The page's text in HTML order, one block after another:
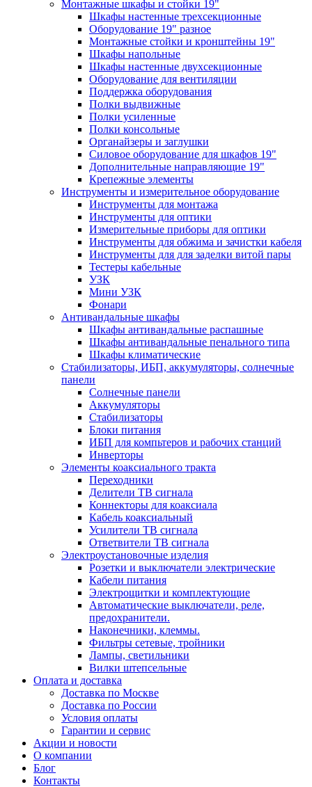
Монтажные шкафы и стойки 19"
Шкафы настенные трехсекционные
Оборудование 19" разное
Монтажные стойки и кронштейны 19"
Шкафы напольные
Шкафы настенные двухсекционные
Оборудование для вентиляции
Поддержка оборудования
Полки выдвижные
Полки усиленные
Полки консольные
Органайзеры и заглушки
Силовое оборудование для шкафов 19"
Дополнительные направляющие 19"
Крепежные элементы
Инструменты и измерительное оборудование
Инструменты для монтажа
Инструменты для оптики
Измерительные приборы для оптики
Инструменты для обжима и зачистки кабеля
Инструменты для для заделки витой пары
Тестеры кабельные
УЗК
Мини УЗК
Фонари
Антивандальные шкафы
Шкафы антивандальные распашные
Шкафы антивандальные пенального типа
Шкафы климатические
Стабилизаторы, ИБП, аккумуляторы, солнечные
панели
Солнечные панели
Аккумуляторы
Стабилизаторы
Блоки питания
ИБП для компьтеров и рабочих станций
Инверторы
Элементы коаксиального тракта
Переходники
Делители ТВ сигнала
Коннекторы для коаксиала
Кабель коаксиальный
Усилители ТВ сигнала
Ответвители ТВ сигнала
Электроустановочные изделия
Розетки и выключатели электрические
Кабели питания
Электрощитки и комплектующие
Автоматические выключатели, реле,
предохранители.
Наконечники, клеммы.
Фильтры сетевые, тройники
Лампы, светильники
Вилки штепсельные
Оплата и доставка
Доставка по Москве
Доставка по России
Условия оплаты
Гарантии и сервис
Акции и новости
О компании
Блог
Контакты